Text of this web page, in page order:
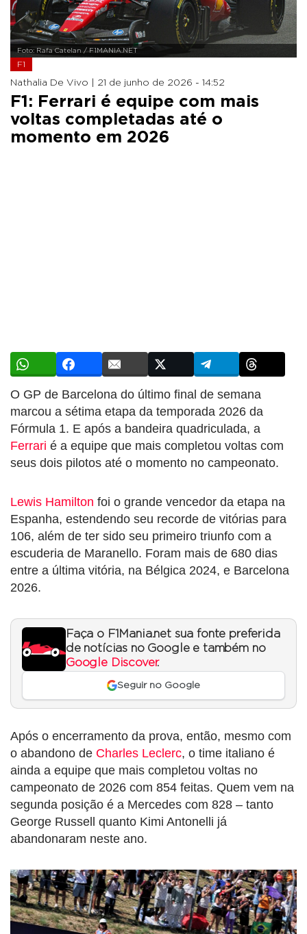
Foto: Rafa Catelan / F1MANIA.NET
F1
Nathalia De Vivo | 21 de junho de 2026 - 14:52
F1: Ferrari é equipe com mais
voltas completadas até o
momento em 2026
O GP de Barcelona do último final de semana
marcou a sétima etapa da temporada 2026 da
Fórmula 1. E após a bandeira quadriculada, a
Ferrari é a equipe que mais completou voltas com
seus dois pilotos até o momento no campeonato.
Lewis Hamilton foi o grande vencedor da etapa na
Espanha, estendendo seu recorde de vitórias para
106, além de ter sido seu primeiro triunfo com a
escuderia de Maranello. Foram mais de 680 dias
entre a última vitória, na Bélgica 2024, e Barcelona
2026.
Faça o F1Mania.net sua fonte preferida
de notícias no Google e também no
Google Discover.
Seguir no Google
Após o encerramento da prova, então, mesmo com
o abandono de Charles Leclerc, o time italiano é
ainda a equipe que mais completou voltas no
campeonato de 2026 com 854 feitas. Quem vem na
segunda posição é a Mercedes com 828 – tanto
George Russell quanto Kimi Antonelli já
abandonaram neste ano.